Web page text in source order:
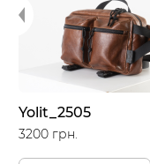
Yolit_2505
3200 грн.